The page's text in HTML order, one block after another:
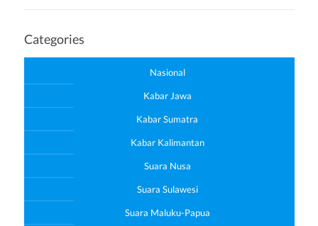
Categories
Nasional
Kabar Jawa
Kabar Sumatra
Kabar Kalimantan
Suara Nusa
Suara Sulawesi
Suara Maluku-Papua